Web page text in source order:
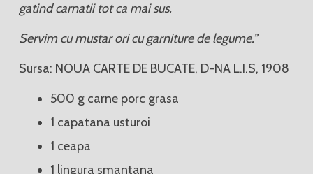
gatind carnatii tot ca mai sus.
Servim cu mustar ori cu garniture de legume.”
Sursa: NOUA CARTE DE BUCATE, D-NA L.I.S, 1908
500 g carne porc grasa
1 capatana usturoi
1 ceapa
1 lingura smantana